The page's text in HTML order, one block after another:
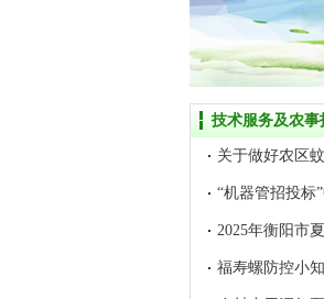
技术服务及农事
关于做好农区
“机器管招投标
2025年衡阳市
福寿螺防控小